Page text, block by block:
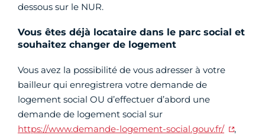
dessous sur le NUR.
Vous êtes déjà locataire dans le parc social et
souhaitez changer de logement
Vous avez la possibilité de vous adresser à votre
bailleur qui enregistrera votre demande de
logement social OU d’effectuer d’abord une
demande de logement social sur
https://www.demande-logement-social.gouv.fr/
,